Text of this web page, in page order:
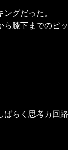
グだった。
ら膝下までのピ
ばらく思考カ回